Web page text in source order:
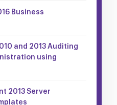
Business
and 2013 Auditing
using
2013 Server